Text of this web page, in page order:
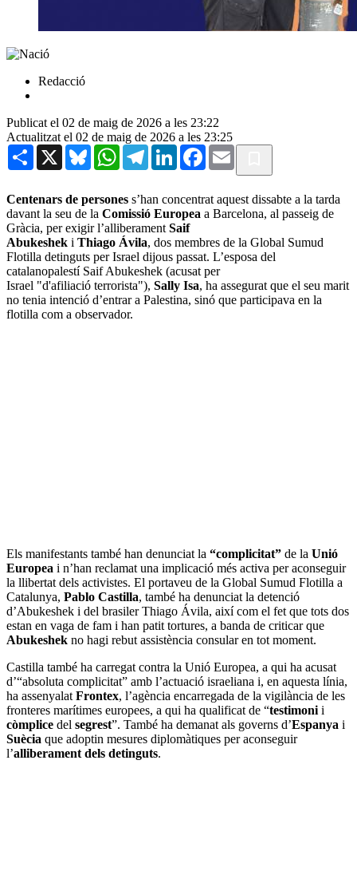
Redacció
Publicat el 02 de maig de 2026 a les 23:22
Actualitzat el 02 de maig de 2026 a les 23:25
Share X BlueskyWhatsAppTelegramLinkedInFacebook
Email
Centenars de persones s’han concentrat aquest dissabte a la tarda
davant la seu de la Comissió Europea a Barcelona, al passeig de
Gràcia, per exigir l’alliberament Saif
Abukeshek i Thiago Ávila, dos membres de la Global Sumud
Flotilla detinguts per Israel dijous passat. L’esposa del
catalanopalestí Saif Abukeshek (acusat per
Israel "d'afiliació terrorista"), Sally Isa, ha assegurat que el seu marit
no tenia intenció d’entrar a Palestina, sinó que participava en la
flotilla com a observador.
Els manifestants també han denunciat la “complicitat” de la Unió
Europea i n’han reclamat una implicació més activa per aconseguir
la llibertat dels activistes. El portaveu de la Global Sumud Flotilla a
Catalunya, Pablo Castilla, també ha denunciat la detenció
d’Abukeshek i del brasiler Thiago Ávila, així com el fet que tots dos
estan en vaga de fam i han patit tortures, a banda de criticar que
Abukeshek no hagi rebut assistència consular en tot moment.
Castilla també ha carregat contra la Unió Europea, a qui ha acusat
d’“absoluta complicitat” amb l’actuació israeliana i, en aquesta línia,
ha assenyalat Frontex, l’agència encarregada de la vigilància de les
fronteres marítimes europees, a qui ha qualificat de “testimoni i
còmplice del segrest”. També ha demanat als governs d’Espanya i
Suècia que adoptin mesures diplomàtiques per aconseguir
l’alliberament dels detinguts.